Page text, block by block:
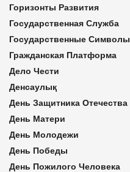
Горизонты Развития
Государственная Служба
Государственные Символы
Гражданская Платформа
Дело Чести
Денсаулық
День Защитника Отечества
День Матери
День Молодежи
День Победы
День Пожилого Человека